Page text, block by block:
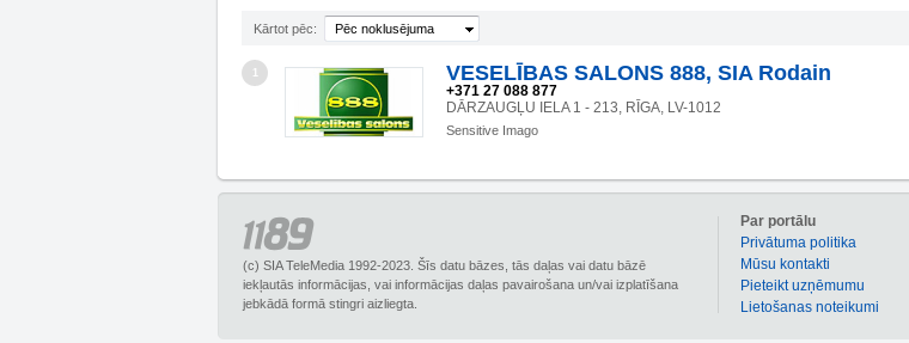
Kārtot pēc: Pēc noklusējuma
1 VESELĪBAS SALONS 888, SIA Rodain
+371 27 088 877
DĀRZAUGĻU IELA 1 - 213, RĪGA, LV-1012
Sensitive Imago
(c) SIA TeleMedia 1992-2023. Šīs datu bāzes, tās daļas vai datu bāzē
iekļautās informācijas, vai informācijas daļas pavairošana un/vai izplatīšana
jebkādā formā stingri aizliegta.
Par portālu
Privātuma politika
Mūsu kontakti
Pieteikt uzņēmumu
Lietošanas noteikumi